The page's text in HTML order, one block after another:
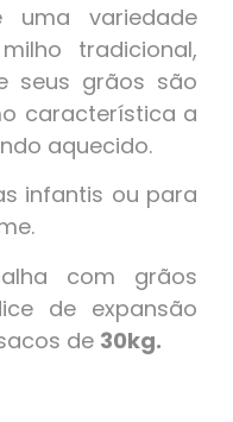
variedade
tradicional,
seus grãos são
característica a
aquecido.
infantis ou para
com grãos
de expansão
de 30kg.